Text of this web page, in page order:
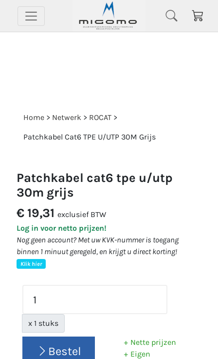
Home > Netwerk > ROCAT >
Patchkabel Cat6 TPE U/UTP 30M Grijs
patchkabel cat6 tpe u/utp
30m grijs
€ 19,31 exclusief BTW
Log in voor netto prijzen!
Nog geen account? Met uw KVK-nummer is toegang
binnen 1 minuut geregeld, en krijgt u direct korting!
Klik hier
x 1 stuks
Bestel
Nette prijzen
Eigen